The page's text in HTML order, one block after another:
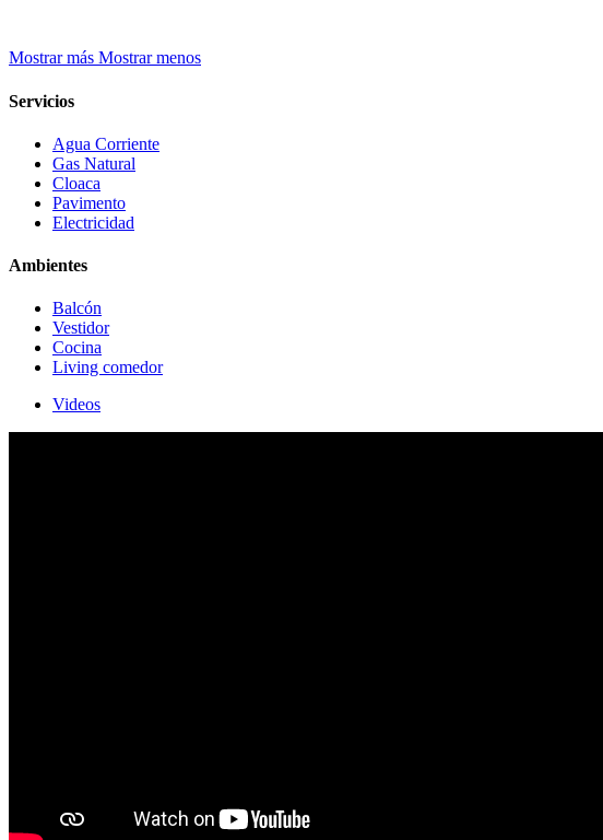
Mostrar más Mostrar menos
Servicios
Agua Corriente
Gas Natural
Cloaca
Pavimento
Electricidad
Ambientes
Balcón
Vestidor
Cocina
Living comedor
Videos